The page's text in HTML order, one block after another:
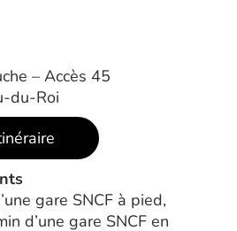
– Accès 45
du-Roi
gare SNCF à pied,
d’une gare SNCF en